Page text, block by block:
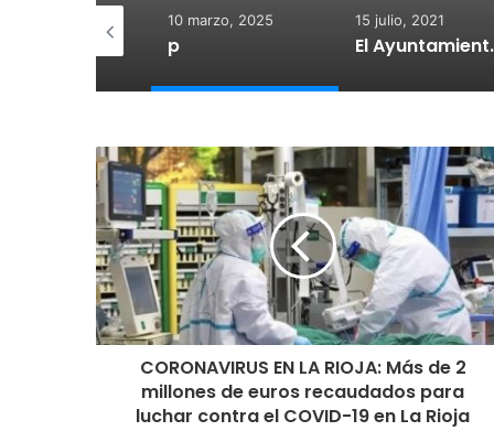
10 marzo, 2025
p
15 julio, 2021
El Ayuntamiento
CORONAVIRUS EN LA RIOJA: Más de 2
millones de euros recaudados para
luchar contra el COVID-19 en La Rioja